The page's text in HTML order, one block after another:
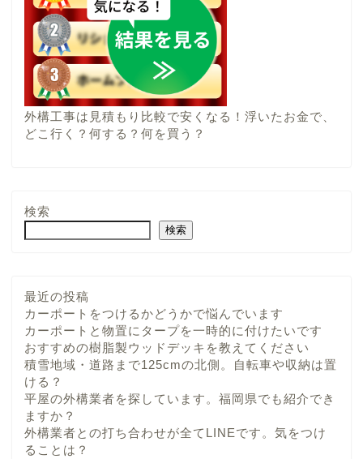
外構工事は見積もり比較で安くなる！浮いたお金で、
どこ行く？何する？何を買う？
検索
検索
最近の投稿
カーポートをつけるかどうかで悩んでいます
カーポートと物置にタープを一時的に付けたいです
おすすめの樹脂製ウッドデッキを教えてください
積雪地域・道路まで125cmの北側。自転車や収納は置
ける？
平屋の外構業者を探しています。福岡県でも紹介でき
ますか？
外構業者との打ち合わせが全てLINEです。気をつけ
ることは？